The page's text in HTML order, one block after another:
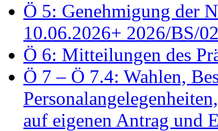
Ö 5: Genehmigung der
10.06.2026+ 2026/BS/
Ö 6: Mitteilungen des
Ö 7 – Ö 7.4: Wahlen,
auf eigenen Antrag und